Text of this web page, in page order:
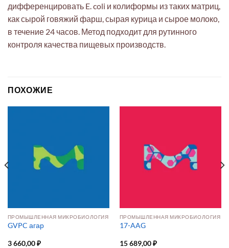
дифференцировать E. coli и колиформы из таких матриц,
как сырой говяжий фарш, сырая курица и сырое молоко,
в течение 24 часов. Метод подходит для рутинного
контроля качества пищевых производств.
ПОХОЖИЕ
ПРОМЫШЛЕННАЯ МИКРОБИОЛОГИЯ
GVPC агар
3 660,00₽
ПРОМЫШЛЕННАЯ МИКРОБИОЛОГИЯ
17-AAG
15 689,00₽